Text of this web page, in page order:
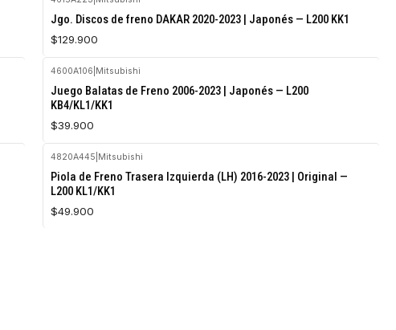
Jgo. Discos de freno DAKAR 2020-2023 | Japonés — L200 KK1
$129.900
4600A106 Mitsubishi
Juego Balatas de Freno 2006-2023 | Japonés — L200
KB4/KL1/KK1
$39.900
4820A445 Mitsubishi
Piola de Freno Trasera Izquierda (LH) 2016-2023 | Original —
L200 KL1/KK1
$49.900